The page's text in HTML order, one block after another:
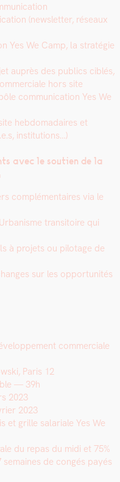
(newslet­ter, réseaux
Yes We Camp, la stratégie
auprès des publics ciblés,
hors site
com­mu­ni­ca­tion Yes We
heb­do­madaires et
insti­tu­tions…)
avec le sou­tien de la
com­plé­men­taires via le
tran­si­toire qui
à pro­jets ou pilotage de
sur les oppor­tu­nités
com­mer­ciale
Paris 12
— 39h
2023
2023
et grille salar­i­ale Yes We
du repas du midi et 75%
de con­gés payés